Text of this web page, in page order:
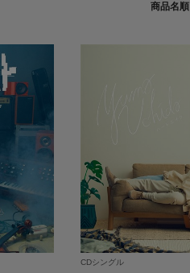
商品名順
CDシングル